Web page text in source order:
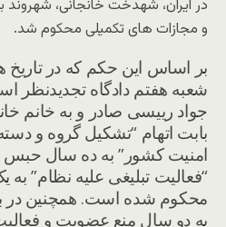
در ایران، شهدخت خانجانی،
و مجازات های تکمیلی محکوم شد.
بر اساس این حکم که در
شعبه هفتم دادگاه تجدیدنظر
جواد رییسی صادر و به خانم
بابت اتهام “تشکیل گروه و
امنیت کشور” به ده سال حبس
“فعالیت تبلیغی علیه نظام”
محکوم شده است. همچنین در
به دو سال منع عضویت و